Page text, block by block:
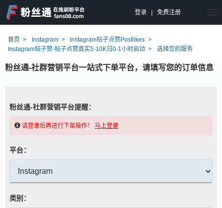
登录 免费注册
首页 Instagram
Instagram帖子点赞Postlikes
Instagram帖子赞-帖子点赞真实5-10K日0-1小时启动
选择您的服务
粉丝通-社群营销平台一站式下单平台，请填写您的订单信息
粉丝通-社群营销平台提醒：
请登录后再进行下单操作！ 马上登录
平台：
类别：